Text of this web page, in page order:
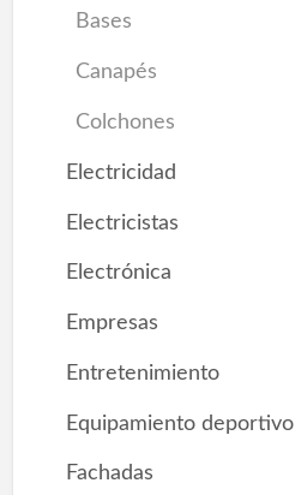
Bases
Canapés
Colchones
Electricidad
Electricistas
Electrónica
Empresas
Entretenimiento
Equipamiento deportivo
Fachadas